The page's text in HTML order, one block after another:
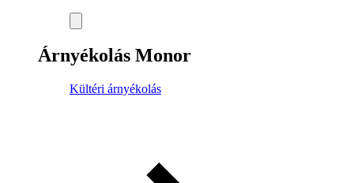
Árnyékolás Monor
Kültéri árnyékolás